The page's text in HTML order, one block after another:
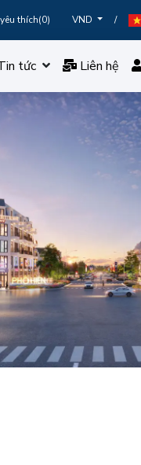
thích(0) VND /
tức Liên hệ